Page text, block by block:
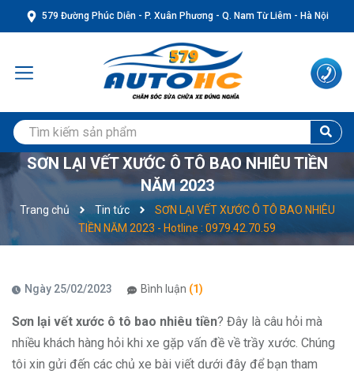
579 Đường Phúc Diễn - P. Xuân Phương - Q. Nam Từ Liêm - Hà Nội
SƠN LẠI VẾT XƯỚC Ô TÔ BAO NHIÊU TIỀN
NĂM 2023
Trang chủ Tin tức
SƠN LẠI VẾT XƯỚC Ô TÔ BAO NHIÊU
TIỀN NĂM 2023 - Hotline : 0979.42.70.59
Ngày 25/02/2023 Bình luận (1)
Sơn lại vết xước ô tô bao nhiêu tiền? Đây là câu hỏi mà
nhiều khách hàng hỏi khi xe gặp vấn đề về trầy xước. Chúng
tôi xin gửi đến các chủ xe bài viết dưới đây để bạn tham